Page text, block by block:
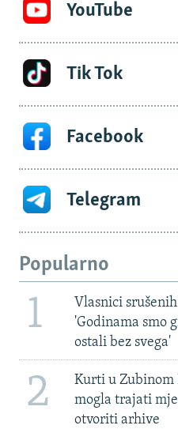
YouTube
Tik Tok
Facebook
Telegram
Popularno
1
Vlasnici
'Godinama smo
ostali bez svega'
2
Kurti u Zubinom
mogla trajati
otvoriti arhive